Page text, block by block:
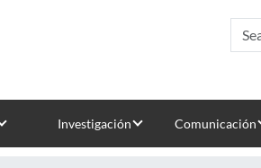
Investigación Comunicación